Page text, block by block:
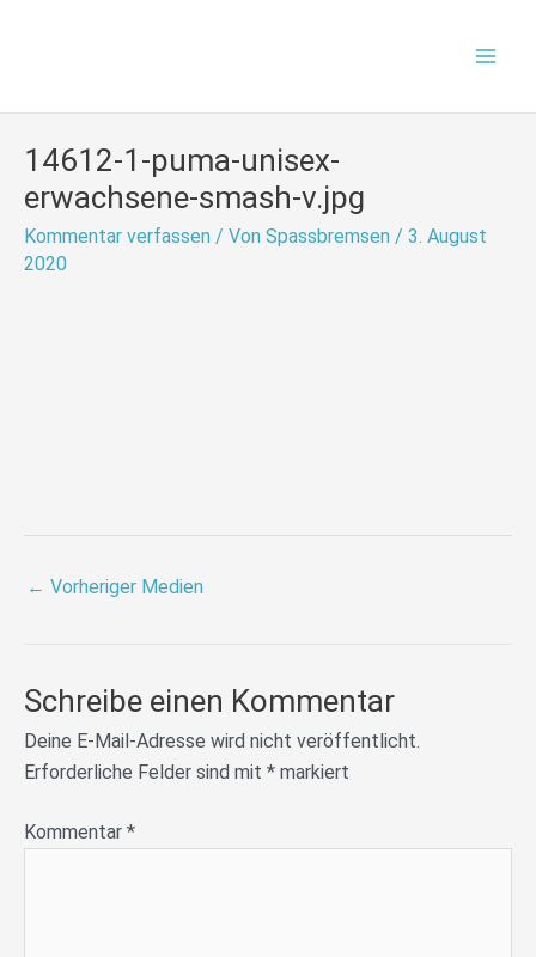
14612-1-puma-unisex-
erwachsene-smash-v.jpg
Kommentar verfassen / Von Spassbremsen / 3. August
2020
← Vorheriger Medien
Schreibe einen Kommentar
Deine E-Mail-Adresse wird nicht veröffentlicht.
Erforderliche Felder sind mit * markiert
Kommentar *